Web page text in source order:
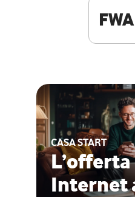
CASA START
Internet